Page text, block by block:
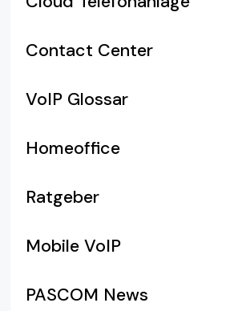
Contact Center
VoIP Glossar
Homeoffice
Ratgeber
Mobile VoIP
PASCOM News